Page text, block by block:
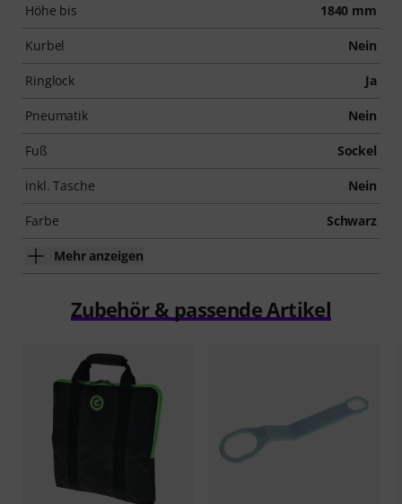
Höhe bis 1840 mm
Kurbel Nein
Ringlock Ja
Pneumatik Nein
Fuß Sockel
inkl. Tasche Nein
Farbe Schwarz
Mehr anzeigen
Zubehör & passende Artikel